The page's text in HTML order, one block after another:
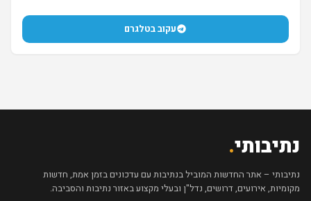
עקוב בטלגרם
נתיבותי.
נתיבותי – אתר החדשות המוביל בנתיבות עם עדכונים בזמן אמת, חדשות
מקומיות, אירועים, דרושים, נדל"ן ובעלי מקצוע באזור נתיבות והסביבה.